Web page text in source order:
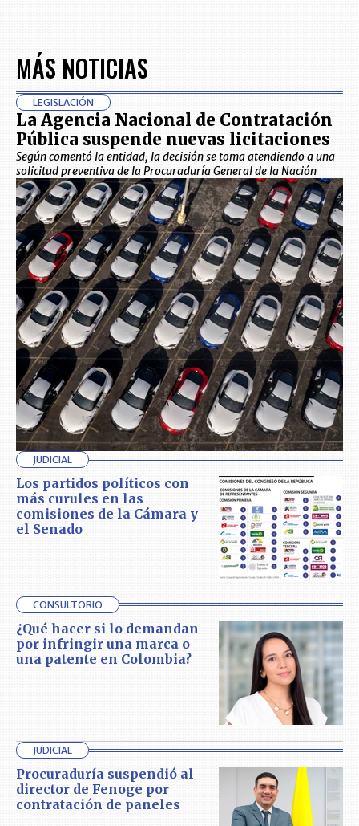
MÁS NOTICIAS
LEGISLACIÓN
La Agencia Nacional de Contratación
Pública suspende nuevas licitaciones
Según comentó la entidad, la decisión se toma atendiendo a una
solicitud preventiva de la Procuraduría General de la Nación
JUDICIAL
Los partidos políticos con
más curules en las
comisiones de la Cámara y
el Senado
CONSULTORIO
¿Qué hacer si lo demandan
por infringir una marca o
una patente en Colombia?
JUDICIAL
Procuraduría suspendió al
director de Fenoge por
contratación de paneles